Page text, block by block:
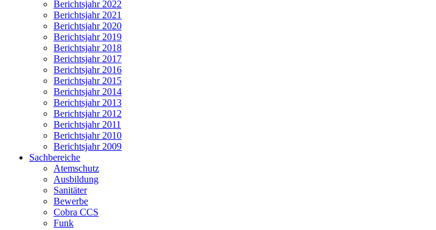
Berichtsjahr 2022
Berichtsjahr 2021
Berichtsjahr 2020
Berichtsjahr 2019
Berichtsjahr 2018
Berichtsjahr 2017
Berichtsjahr 2016
Berichtsjahr 2015
Berichtsjahr 2014
Berichtsjahr 2013
Berichtsjahr 2012
Berichtsjahr 2011
Berichtsjahr 2010
Berichtsjahr 2009
Sachbereiche
Atemschutz
Ausbildung
Sanitäter
Bewerbe
Cobra CCS
Funk